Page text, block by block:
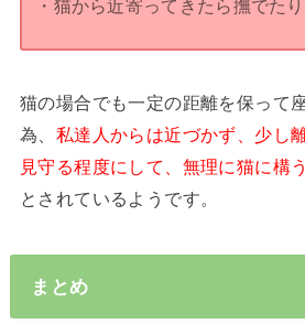
・猫から近寄ってきたら撫でた
猫の場合でも一定の距離を保って
為、 私達人からは近づかず、少し
見守る程度にして、無理に猫に構
とされているようです。
まとめ